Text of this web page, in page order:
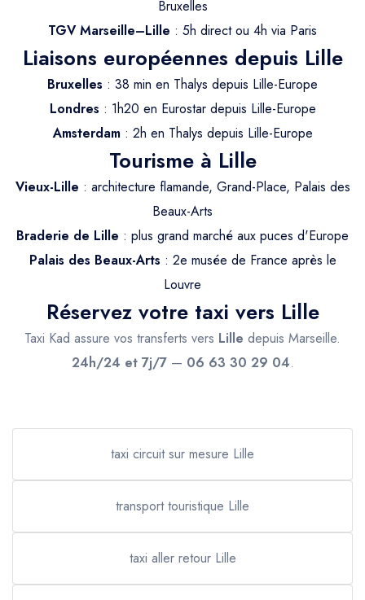
Bruxelles
TGV Marseille–Lille : 5h direct ou 4h via Paris
Liaisons européennes depuis Lille
Bruxelles : 38 min en Thalys depuis Lille-Europe
Londres : 1h20 en Eurostar depuis Lille-Europe
Amsterdam: 2h en Thalys depuis Lille-Europe
Tourisme à Lille
Vieux-Lille : architecture flamande, Grand-Place, Palais des
Beaux-Arts
Braderie de Lille : plus grand marché aux puces d'Europe
Palais des Beaux-Arts : 2e musée de France après le
Louvre
Réservez votre taxi vers Lille
Taxi Kad assure vos transferts vers Lille depuis Marseille.
24h/24 et 7j/7— 06 63 30 29 04.
taxi circuit sur mesure Lille
transport touristique Lille
taxi aller retour Lille